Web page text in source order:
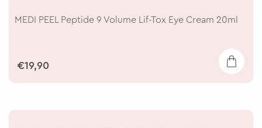
MEDI PEEL Peptide 9 Volume Lif-Tox Eye Cream 20ml
€19,90